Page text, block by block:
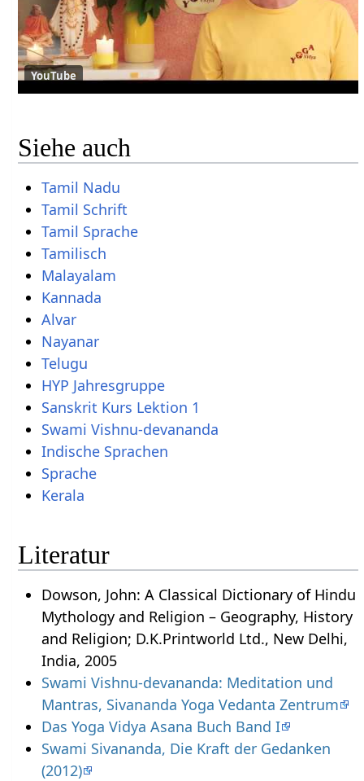
YouTube
Siehe auch
Tamil Nadu
Tamil Schrift
Tamil Sprache
Tamilisch
Malayalam
Kannada
Alvar
Nayanar
Telugu
HYP Jahresgruppe
Sanskrit Kurs Lektion 1
Swami Vishnu-devananda
Indische Sprachen
Sprache
Kerala
Literatur
Dowson, John: A Classical Dictionary of Hindu
Mythology and Religion – Geography, History
and Religion; D.K.Printworld Ltd., New Delhi,
India, 2005
Swami Vishnu-devananda: Meditation und
Mantras, Sivananda Yoga Vedanta Zentrum
Das Yoga Vidya Asana Buch Band I
Swami Sivananda, Die Kraft der Gedanken
(2012)